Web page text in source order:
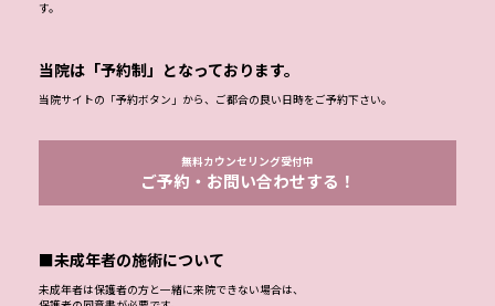
す。
当院は「予約制」となっております。
当院サイトの「予約ボタン」から、ご都合の良い日時をご予約下さい。
無料カウンセリング受付中
ご予約・お問い合わせする！
■未成年者の施術について
未成年者は保護者の方と一緒に来院できない場合は、